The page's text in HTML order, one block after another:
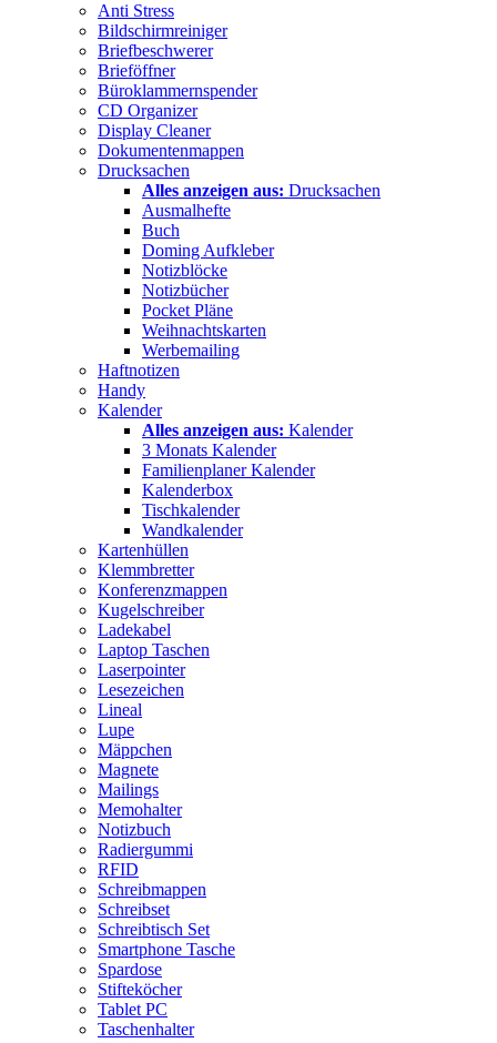
Anti Stress
Bildschirmreiniger
Briefbeschwerer
Brieföffner
Büroklammernspender
CD Organizer
Display Cleaner
Dokumentenmappen
Drucksachen
Alles anzeigen aus: Drucksachen
Ausmalhefte
Buch
Doming Aufkleber
Notizblöcke
Notizbücher
Pocket Pläne
Weihnachtskarten
Werbemailing
Haftnotizen
Handy
Kalender
Alles anzeigen aus: Kalender
3 Monats Kalender
Familienplaner Kalender
Kalenderbox
Tischkalender
Wandkalender
Kartenhüllen
Klemmbretter
Konferenzmappen
Kugelschreiber
Ladekabel
Laptop Taschen
Laserpointer
Lesezeichen
Lineal
Lupe
Mäppchen
Magnete
Mailings
Memohalter
Notizbuch
Radiergummi
RFID
Schreibmappen
Schreibset
Schreibtisch Set
Smartphone Tasche
Spardose
Stifteköcher
Tablet PC
Taschenhalter